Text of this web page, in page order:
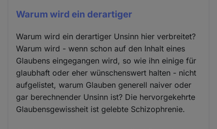
Warum wird ein derartiger
Warum wird ein derartiger Unsinn hier verbreitet?
Warum wird - wenn schon auf den Inhalt eines
Glaubens eingegangen wird, so wie ihn einige für
glaubhaft oder eher wünschenswert halten - nicht
aufgelistet, warum Glauben generell naiver oder
gar berechnender Unsinn ist? Die hervorgekehrte
Glaubensgewissheit ist gelebte Schizophrenie.